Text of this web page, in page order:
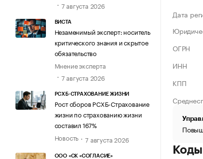
7 августа 2026
ВИСТА
Незаменимый эксперт: носитель
критического знания и скрытое
обязательство
Мнение эксперта
7 августа 2026
РСХБ-СТРАХОВАНИЕ ЖИЗНИ
Рост сборов РСХБ-Страхование
жизни по страхованию жизни
составил 167%
Новость
7 августа 2026
ООО «СК «СОГЛАСИЕ»
Дата
ОГРН
ИНН
КПП